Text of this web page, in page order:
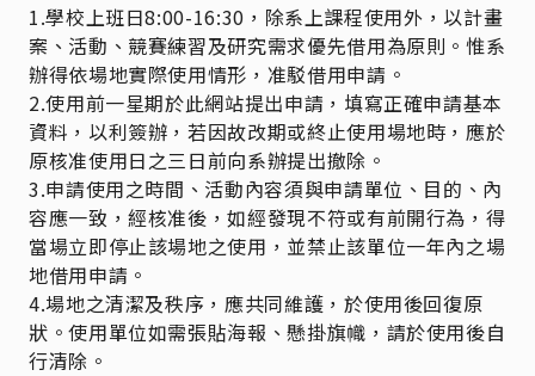
1.學校上班日8:00-16:30， 除系上課程使用外，以計畫
案、活動、競賽練習及研究需求優先借用為原則。惟系
辦得依場地實際使用情形，准駁借用申請。
2.使用前一星期於此網站提出申請，填寫正確申請基本
資料，以利簽辦，若因故改期或終止使用場地時，應於
原核准使用日之三日前向系辦提出撤除。
3.申請使用之時間、活動內容須與申請單位、目的、內
容應一致，經核准後，如經發現不符或有前開行為，得
當場立即停止該場地之使用，並禁止該單位一年內之場
地借用申請。
4.場地之清潔及秩序，應共同維護，於使用後回復原
狀。使用單位如需張貼海報、懸掛旗幟，請於使用後自
行清除。